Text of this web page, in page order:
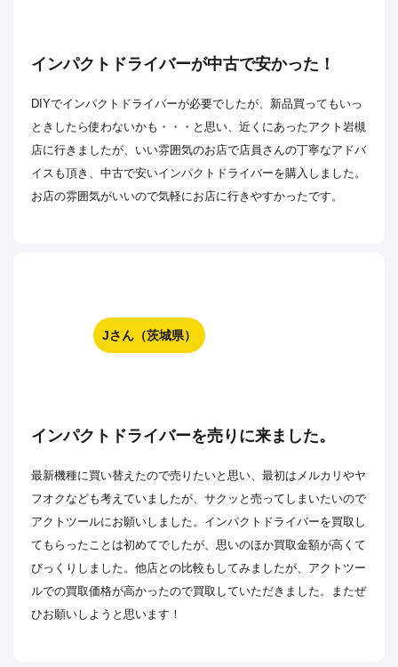
インパクトドライバーが中古で安かった！
DIYでインパクトドライバーが必要でしたが、新品買ってもいっ
ときしたら使わないかも・・・と思い、近くにあったアクト岩槻
店に行きましたが、いい雰囲気のお店で店員さんの丁寧なアドバ
イスも頂き、中古で安いインパクトドライバーを購入しました。
お店の雰囲気がいいので気軽にお店に行きやすかったです。
Jさん（茨城県）
インパクトドライバーを売りに来ました。
最新機種に買い替えたので売りたいと思い、最初はメルカリやヤ
フオクなども考えていましたが、サクッと売ってしまいたいので
アクトツールにお願いしました。インパクトドライバーを買取し
てもらったことは初めてでしたが、思いのほか買取金額が高くて
びっくりしました。他店との比較もしてみましたが、アクトツー
ルでの買取価格が高かったので買取していただきました。またぜ
ひお願いしようと思います！